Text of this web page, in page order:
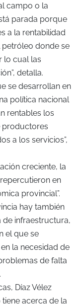
campo o la
parada porque
a la rentabilidad
petróleo donde se
lo cual las
detalla.
se desarrollan en
política nacional
rentables los
productores
a los servicios”,
creciente, la
en
provincial”.
hay también
de infraestructura,
el que se
la necesidad de
de falta
Díaz Vélez
acerca de la